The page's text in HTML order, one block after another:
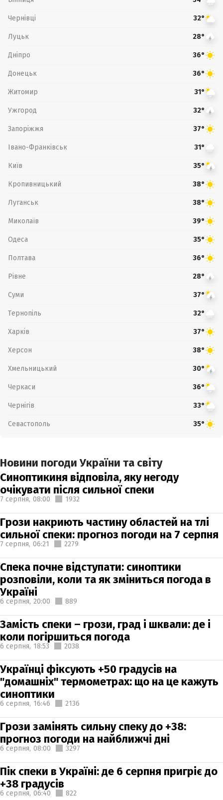
Чернівці 32°
Луцьк 28°
Дніпро 36°
Донецьк 36°
Житомир 31°
Ужгород 32°
Запоріжжя 37°
Івано-Франківськ 31°
Київ 35°
Кропивницький 38°
Луганськ 38°
Миколаїв 39°
Одеса 35°
Полтава 36°
Рівне 28°
Суми 37°
Тернопіль 32°
Харків 37°
Херсон 38°
Хмельницький 30°
Черкаси 36°
Чернігів 33°
Севастополь 35°
Новини погоди України та світу
Синоптикиня відповіла, яку негоду
очікувати після сильної спеки
7 серпня, 08:00 1932
Грози накриють частину областей на тлі
сильної спеки: прогноз погоди на 7 серпня
7 серпня, 06:21 2279
Спека почне відступати: синоптики
розповіли, коли та як зміниться погода в
Україні
6 серпня, 20:00 889
Замість спеки – грози, град і шквали: де і
коли погіршиться погода
6 серпня, 18:53 2038
Українці фіксують +50 градусів на
"домашніх" термометрах: що на це кажуть
синоптики
6 серпня, 16:46 2136
Грози замінять сильну спеку до +38:
прогноз погоди на найближчі дні
6 серпня, 08:00 3297
Пік спеки в Україні: де 6 серпня пригріє до
+38 градусів
6 серпня, 06:40 822